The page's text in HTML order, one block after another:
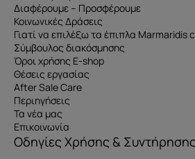
Διαφέρουμε – Προσφέρουμε
Κοινωνικές Δράσεις
Γιατί να επιλέξω τα έπιπλα Marmaridis
Σύμβουλος διακόσμησης
Όροι χρήσης E-shop
Θέσεις εργασίας
After Sale Care
Περιηγήσεις
Τα νέα μας
Επικοινωνία
Οδηγίες Χρήσης & Συντήρησης